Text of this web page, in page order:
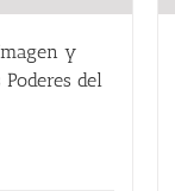
y
del